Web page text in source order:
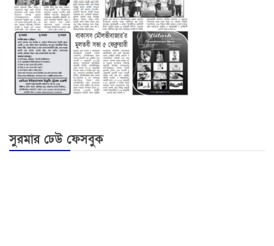
সুরমার ঢেউ ফেসবুক